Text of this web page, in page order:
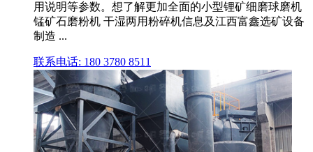
用说明等参数。想了解更加全面的小型锂矿细磨球磨机
锰矿石磨粉机 干湿两用粉碎机信息及江西富鑫选矿设备
制造 ...
联系电话: 180 3780 8511